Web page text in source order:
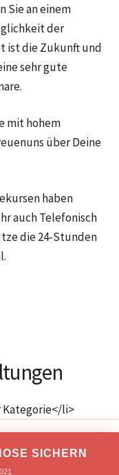
SICHERN
Sie an einem
der
ist die Zukunft und
sehr gute
mit hohem
über Deine
haben
auch Telefonisch
die 24-Stunden
Kategorie</li>
Unternehmer!